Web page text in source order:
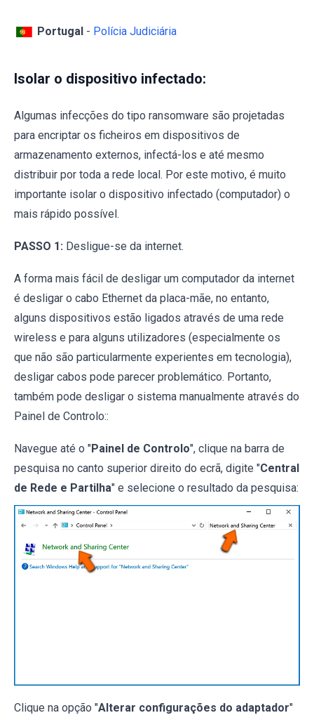
Portugal - Polícia Judiciária
Isolar o dispositivo infectado:
Algumas infecções do tipo ransomware são projetadas
para encriptar os ficheiros em dispositivos de
armazenamento externos, infectá-los e até mesmo
distribuir por toda a rede local. Por este motivo, é muito
importante isolar o dispositivo infectado (computador) o
mais rápido possível.
PASSO 1: Desligue-se da internet.
A forma mais fácil de desligar um computador da internet
é desligar o cabo Ethernet da placa-mãe, no entanto,
alguns dispositivos estão ligados através de uma rede
wireless e para alguns utilizadores (especialmente os
que não são particularmente experientes em tecnologia),
desligar cabos pode parecer problemático. Portanto,
também pode desligar o sistema manualmente através do
Painel de Controlo::
Navegue até o "Painel de Controlo", clique na barra de
pesquisa no canto superior direito do ecrã, digite "Central
de Rede e Partilha" e selecione o resultado da pesquisa:
Clique na opção "Alterar configurações do adaptador"